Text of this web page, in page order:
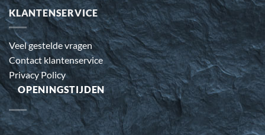
KLANTENSERVICE
Veel gestelde vragen
Contact klantenservice
Privacy Policy
OPENINGSTIJDEN